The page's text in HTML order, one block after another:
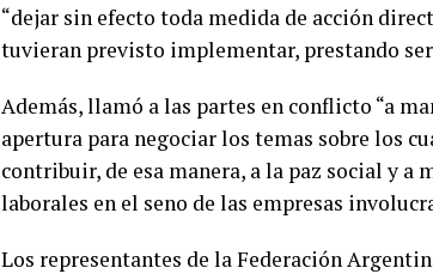
“dejar sin efecto toda medida de acción
tuvieran previsto implementar, prestando
Además, llamó a las partes en conflicto “a
apertura para negociar los temas sobre los
contribuir, de esa manera, a la paz social y a
laborales en el seno de las empresas
Los representantes de la Federación